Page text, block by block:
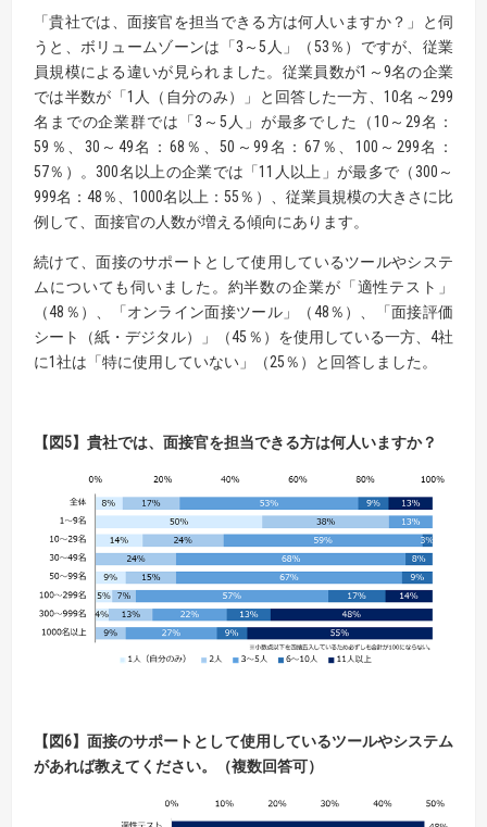
「貴社では、面接官を担当できる方は何人いますか？」と伺
うと、ボリュームゾーンは「3～5人」（53％）ですが、従業
員規模による違いが見られました。従業員数が1～9名の企業
では半数が「1人（自分のみ）」と回答した一方、10名～299
名までの企業群では「3～5人」が最多でした（10～29名：
59％、30～49名：68％、50～99名：67％、100～299名：
57％）。300名以上の企業では「11人以上」が最多で（300～
999名：48％、1000名以上：55％）、従業員規模の大きさに比
例して、面接官の人数が増える傾向にあります。
続けて、面接のサポートとして使用しているツールやシステ
ムについても伺いました。約半数の企業が「適性テスト」
（48％）、「オンライン面接ツール」（48％）、「面接評価
シート（紙・デジタル）」（45％）を使用している一方、4社
に1社は「特に使用していない」（25％）と回答しました。
【 図5】貴社では、面接官を担当できる方は何人いますか？
【図6】面接のサポートとして使用しているツールやシステム
があれば教えてください。（複数回答可）